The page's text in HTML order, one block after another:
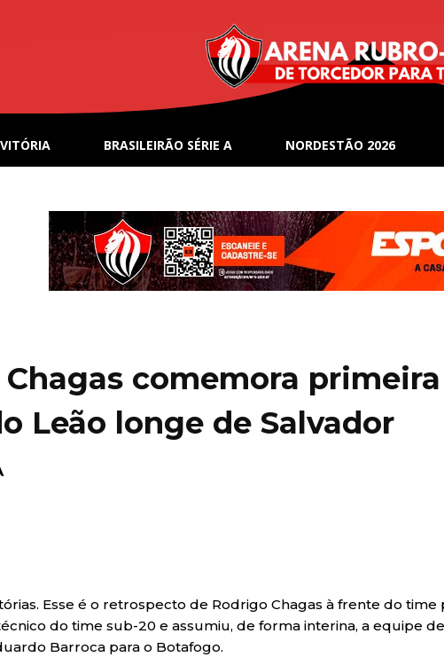
BRASILEIRÃO SÉRIE A NORDESTÃO 2026
comemora primeira
Leão longe de Salvador
Esse é o retrospecto de Rodrigo Chagas à frente do time
do time sub-20 e assumiu, de forma interina, a equipe
Barroca para o Botafogo.